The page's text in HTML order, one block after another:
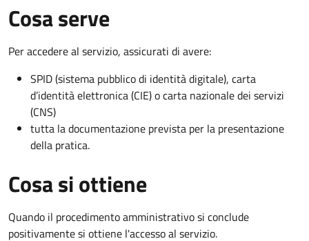
Cosa serve
Per accedere al servizio, assicurati di avere:
SPID (sistema pubblico di identità digitale), carta
d’identità elettronica (CIE) o carta nazionale dei servizi
(CNS)
tutta la documentazione prevista per la presentazione
della pratica.
Cosa si ottiene
Quando il procedimento amministrativo si conclude
positivamente si ottiene l'accesso al servizio.